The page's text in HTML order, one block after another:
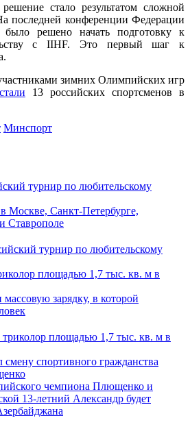
стало результатом сложной
последней конференции Федерации
решено начать подготовку к
с IIHF. Это первый шаг к
зимних Олимпийских игр
стали 13 российских спортсменов в
Минспорт
турнир по любительскому
Москве, Санкт-Петербурге,
Ставрополе
площадью 1,7 тыс. кв. м в
зарядку, в которой
смену спортивного гражданства
чемпиона Плющенко и
13-летний Александр будет